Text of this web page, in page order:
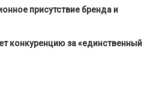
присутствие бренда и
конкуренцию за «единственный